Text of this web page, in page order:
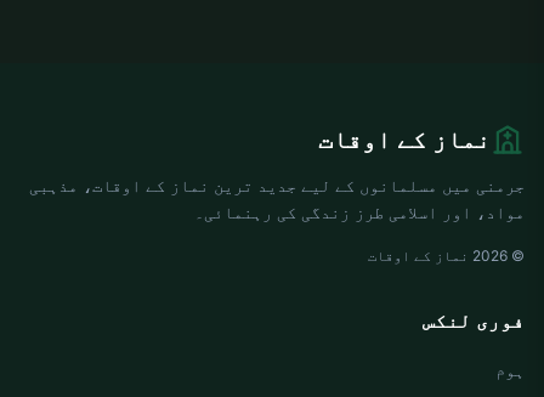
نماز کے اوقات
جرمنی میں مسلمانوں کے لیے جدید ترین نماز کے اوقات، مذہبی
مواد، اور اسلامی طرز زندگی کی رہنمائی۔
© 2026 نماز کے اوقات
فوری لنکس
ہوم